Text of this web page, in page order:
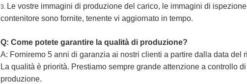
3. Le vostre immagini di produzione del carico, le immagini di
contenitore sono fornite, tenente vi aggiornato in tempo.
Q: Come potete garantire la qualità di produzione?
A: Forniremo 5 anni di garanzia ai nostri clienti a partire dalla data del
La qualità è priorità. Prestiamo sempre grande attenzione a controllo
produzione.